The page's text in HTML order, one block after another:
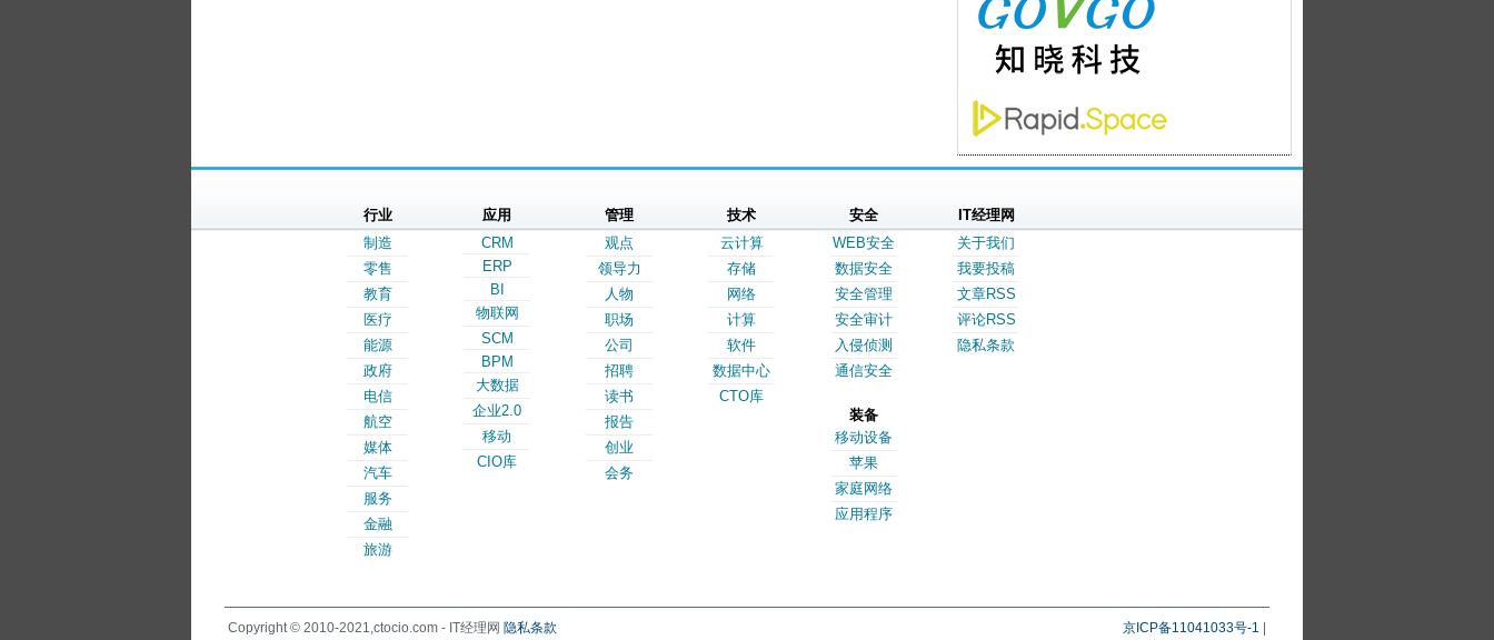
行业
制造
零售
教育
医疗
能源
政府
电信
航空
媒体
汽车
服务
金融
旅游
应用
CRM
ERP
BI
物联网
SCM
BPM
大数据
企业2.0
移动
CIO库
管理
观点
领导力
人物
职场
公司
招聘
读书
报告
创业
会务
技术
云计算
存储
网络
计算
软件
数据中心
CTO库
安全
WEB安全
数据安全
安全管理
安全审计
入侵侦测
通信安全
装备
移动设备
苹果
家庭网络
应用程序
IT经理网
关于我们
我要投稿
文章RSS
评论RSS
隐私条款
Copyright © 2010-2021,ctocio.com - IT经理网 隐私条款 京ICP备11041033号-1